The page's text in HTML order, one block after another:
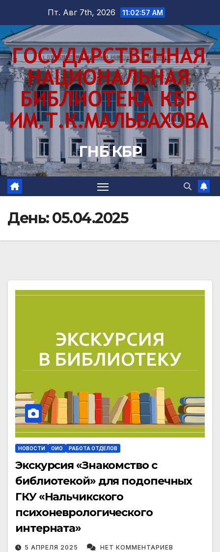
содержимому
Пт. Авг 7th, 2026 11:02:58 AM
ГНБ КБР
День:05.04.2025
НОВОСТИ ОИО РАБОТА ОТДЕЛОВ
Экскурсия «Знакомство с
библиотекой» для подопечных
ГКУ «Нальчикского
психоневрологического
интерната»
5 АПРЕЛЯ 2025 НЕТ КОММЕНТАРИЕВ